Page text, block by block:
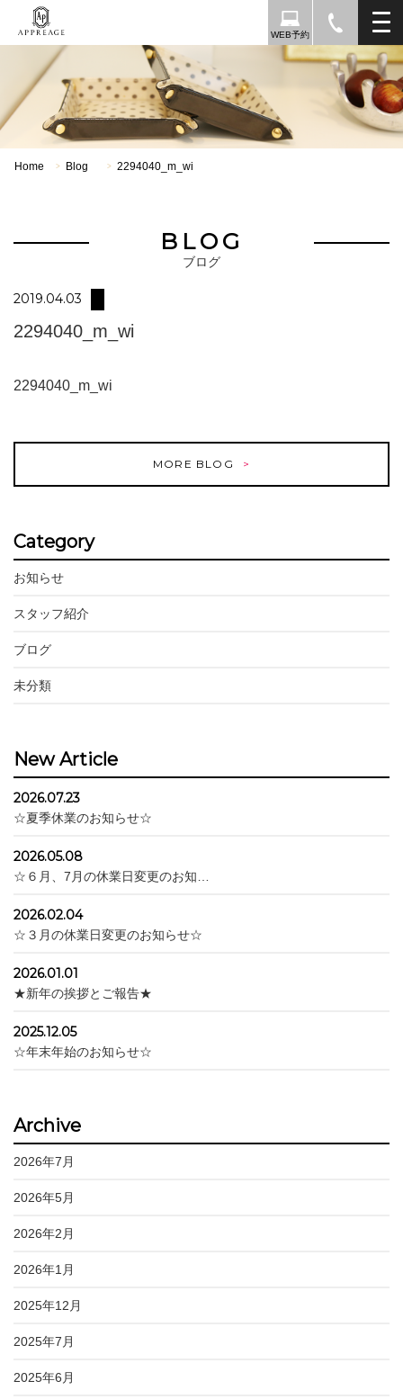
WEB予約
Home > Blog > 2294040_m_wi
BLOG
ブログ
2019.04.03
2294040_m_wi
2294040_m_wi
MORE BLOG
Category
お知らせ
スタッフ紹介
ブログ
未分類
New Article
2026.07.23
☆夏季休業のお知らせ☆
2026.05.08
☆６月、7月の休業日変更のお知…
2026.02.04
☆３月の休業日変更のお知らせ☆
2026.01.01
★新年の挨拶とご報告★
2025.12.05
☆年末年始のお知らせ☆
Archive
2026年7月
2026年5月
2026年2月
2026年1月
2025年12月
2025年7月
2025年6月